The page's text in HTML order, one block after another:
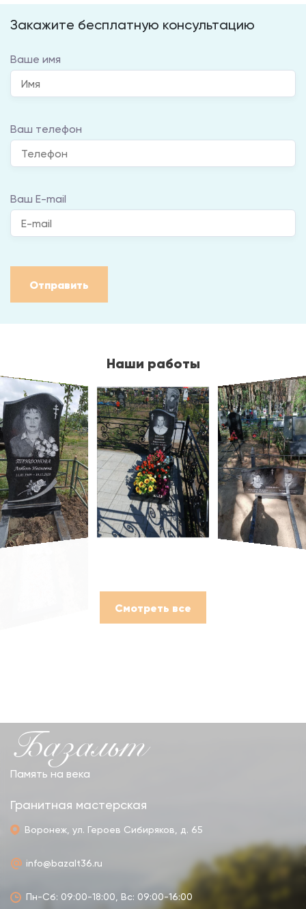
Закажите бесплатную консультацию
Ваше имя
Ваш телефон
Ваш E-mail
Отправить
Наши работы
Смотреть все
Базальт
Память на века
Гранитная мастерская
Воронеж, ул. Героев Сибиряков, д. 65
info@bazalt36.ru
Пн-Сб: 09:00-18:00, Вс: 09:00-16:00